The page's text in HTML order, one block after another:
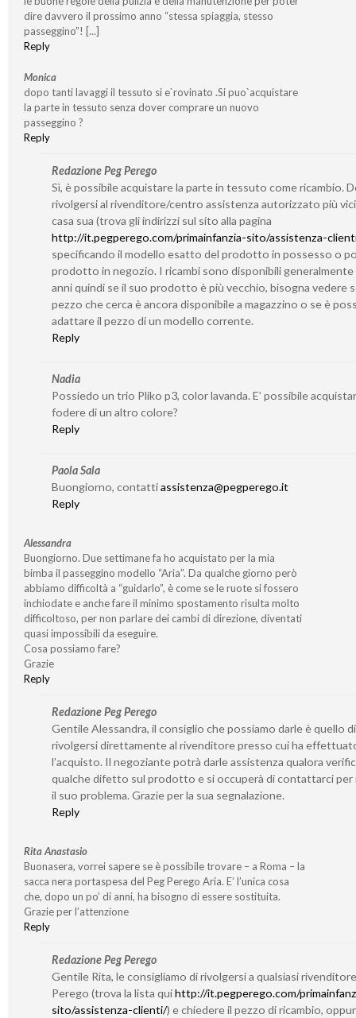
dire davvero il prossimo anno “stessa spiaggia, stesso
passeggino”! [...]
Reply
Monica
dopo tanti lavaggi il tessuto si e`rovinato .Si puo`acquistare
la parte in tessuto senza dover comprare un nuovo
passeggino ?
Reply
Redazione Peg Perego
Sì, è possibile acquistare la parte in tessuto come ricambio.
rivolgersi al rivenditore/centro assistenza autorizzato più
casa sua (trova gli indirizzi sul sito alla pagina
http://it.pegperego.com/primainfanzia-sito/assistenza-
specificando il modello esatto del prodotto in possesso o
prodotto in negozio. I ricambi sono disponibili generalmente
anni quindi se il suo prodotto è più vecchio, bisogna vedere
pezzo che cerca è ancora disponibile a magazzino o se è
adattare il pezzo di un modello corrente.
Reply
Nadia
Possiedo un trio Pliko p3, color lavanda. E’ possibile
fodere di un altro colore?
Reply
Paola Sala
Buongiorno, contattiassistenza@pegperego.it
Reply
Alessandra
Buongiorno. Due settimane fa ho acquistato per la mia
bimba il passeggino modello “Aria”. Da qualche giorno però
abbiamo difficoltà a “guidarlo”, è come se le ruote si fossero
inchiodate e anche fare il minimo spostamento risulta molto
difficoltoso, per non parlare dei cambi di direzione, diventati
quasi impossibili da eseguire.
Cosa possiamo fare?
Grazie
Reply
Redazione Peg Perego
Gentile Alessandra, il consiglio che possiamo darle è quello di
rivolgersi direttamente al rivenditore presso cui ha
l’acquisto. Il negoziante potrà darle assistenza qualora
qualche difetto sul prodotto e si occuperà di contattarci per
il suo problema. Grazie per la sua segnalazione.
Reply
Rita Anastasio
Buonasera, vorrei sapere se è possibile trovare – a Roma – la
sacca nera portaspesa del Peg Perego Aria. E’ l’unica cosa
che, dopo un po’ di anni, ha bisogno di essere sostituita.
Grazie per l’attenzione
Reply
Redazione Peg Perego
Gentile Rita, le consigliamo di rivolgersi a qualsiasi
Perego (trova la lista quihttp://it.pegperego.com/
sito/assistenza-clienti/) e chiedere il pezzo di ricambio,